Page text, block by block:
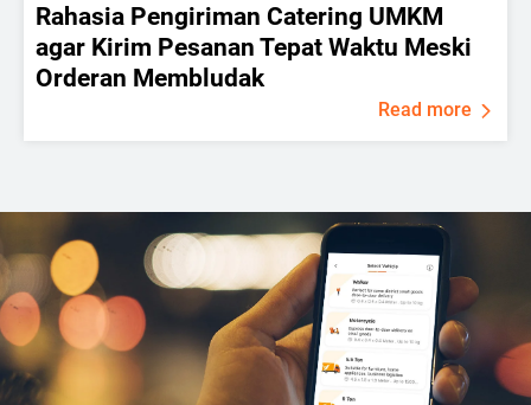
Rahasia Pengiriman Catering UMKM
agar Kirim Pesanan Tepat Waktu Meski
Orderan Membludak
Read more